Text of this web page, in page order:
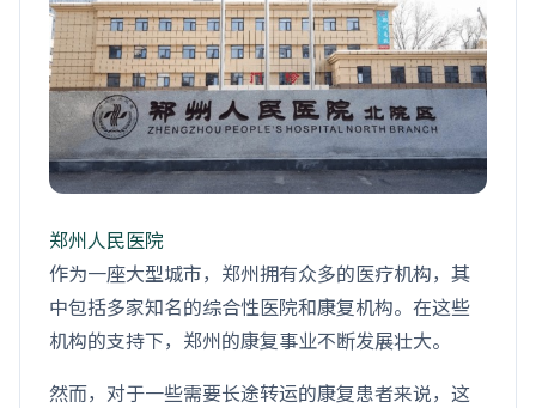
郑州人民医院
作为一座大型城市，郑州拥有众多的医疗机构，其
中包括多家知名的综合性医院和康复机构。在这些
机构的支持下，郑州的康复事业不断发展壮大。
然而，对于一些需要长途转运的康复患者来说，这